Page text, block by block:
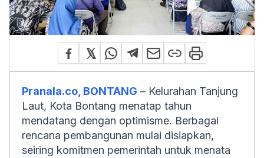
Pranala.co, BONTANG – Kelurahan Tanjung
Laut, Kota Bontang menatap tahun
mendatang dengan optimisme. Berbagai
rencana pembangunan mulai disiapkan,
seiring komitmen pemerintah untuk menata